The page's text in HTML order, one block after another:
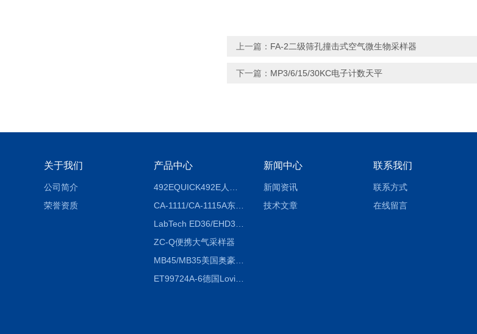
上一篇： FA-2二级筛孔撞击式空气微生物采样器
下一篇： MP3/6/15/30KC电子计数天平
关于我们
公司简介
荣誉资质
产品中心
CA-1111/CA-1115A东京理化EYELA CA-1111/CA-1115A冷却水循环装置
ZC-Q便携大气采样器
MB45/MB35美国奥豪斯OHAUS MB45/MB35卤素红外水分测定仪
ET99724A-6德国Lovibond ET99724A-6微电脑BOD测定仪
新闻中心
新闻资讯
技术文章
联系我们
联系方式
在线留言